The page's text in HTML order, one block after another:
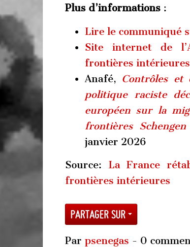
Plus d’informations :
Lire le communiqué
Site internet de
frontières intérieures
Anafé, Contrôles et
politique raciste
européen sur la
frontières
janvier 2026
Source: La France
frontières intérieures
Partager sur
Par psenegas - 0